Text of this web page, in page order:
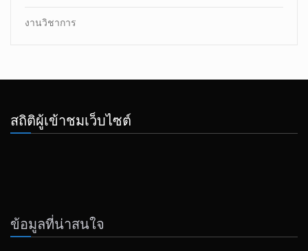
งานวิชาการ
สถิติผู้เข้าชมเว็บไซต์
ข้อมูลที่น่าสนใจ